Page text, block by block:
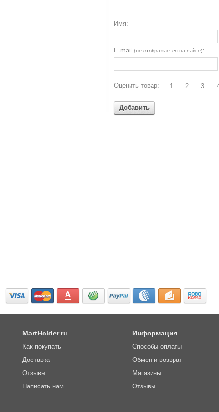
Имя:
E-mail (не отображается на сайте):
Оценить товар: 1 2 3
Добавить
MartHolder.ru
Как покупать
Доставка
Отзывы
Написать нам
Информация
Способы оплаты
Обмен и возврат
Магазины
Отзывы